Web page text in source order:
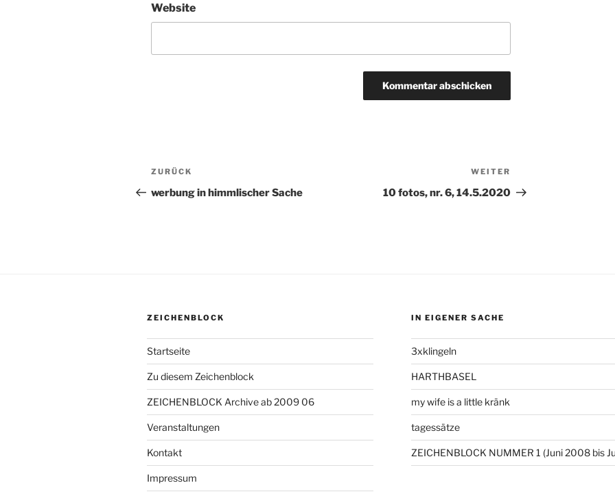
Website
Beitragsnavigation
Vorheriger
Beitrag
ZURÜCK
werbung in himmlischer Sache
Beitrag
WEITER
10 fotos, nr. 6, 14.5.2020
ZEICHENBLOCK
Startseite
Zu diesem Zeichenblock
ZEICHENBLOCK Archive ab 2009 06
Veranstaltungen
Kontakt
Impressum
IN EIGENER SACHE
3xklingeln
HARTHBASEL
my wife is a little kränk
tagessätze
ZEICHENBLOCK NUMMER 1 (Juni 2008 bis